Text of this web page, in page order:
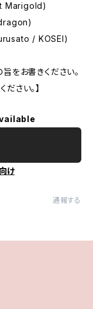
Marigold)
/ KOSEI)
をお書きください。
さい。】
け
通報する